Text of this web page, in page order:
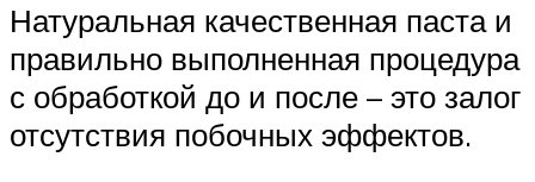
Натуральная качественная паста и
правильно выполненная процедура
с обработкой до и после – это залог
отсутствия побочных эффектов.